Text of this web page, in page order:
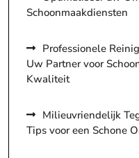
Schoonmaakdiensten
Professionele
Uw Partner voor
Kwaliteit
Milieuvriendelijk
Tips voor een Schone